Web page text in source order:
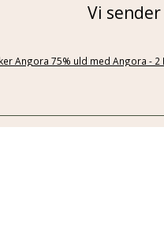
Vi
Angora 75% uld med Angora - 2